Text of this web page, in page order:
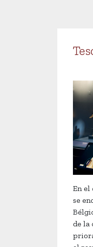
En el
se
de la